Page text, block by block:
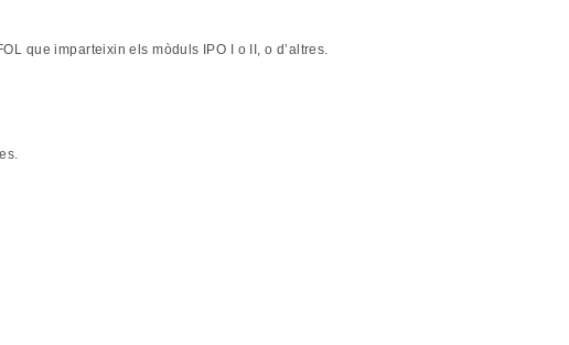
que imparteixin els mòduls IPO I o II, o d’altres.